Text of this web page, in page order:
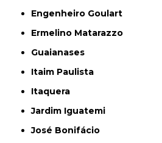
Engenheiro Goulart
Ermelino Matarazzo
Guaianases
Itaim Paulista
Itaquera
Jardim Iguatemi
José Bonifácio